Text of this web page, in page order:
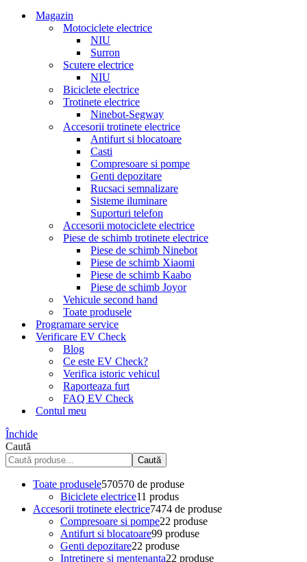
Magazin
Motociclete electrice
NIU
Surron
Scutere electrice
NIU
Biciclete electrice
Trotinete electrice
Ninebot-Segway
Accesorii trotinete electrice
Antifurt si blocatoare
Casti
Compresoare si pompe
Genti depozitare
Rucsaci semnalizare
Sisteme iluminare
Suporturi telefon
Accesorii motociclete electrice
Piese de schimb trotinete electrice
Piese de schimb Ninebot
Piese de schimb Xiaomi
Piese de schimb Kaabo
Piese de schimb Joyor
Vehicule second hand
Toate produsele
Programare service
Verificare EV Check
Blog
Ce este EV Check?
Verifica istoric vehicul
Raporteaza furt
FAQ EV Check
Contul meu
Închide
Caută
Caută
Toate produsele570570 de produse
Biciclete electrice11 produs
Accesorii trotinete electrice7474 de produse
Compresoare si pompe22 produse
Antifurt si blocatoare99 produse
Genti depozitare22 produse
Intretinere si mentenanta22 produse